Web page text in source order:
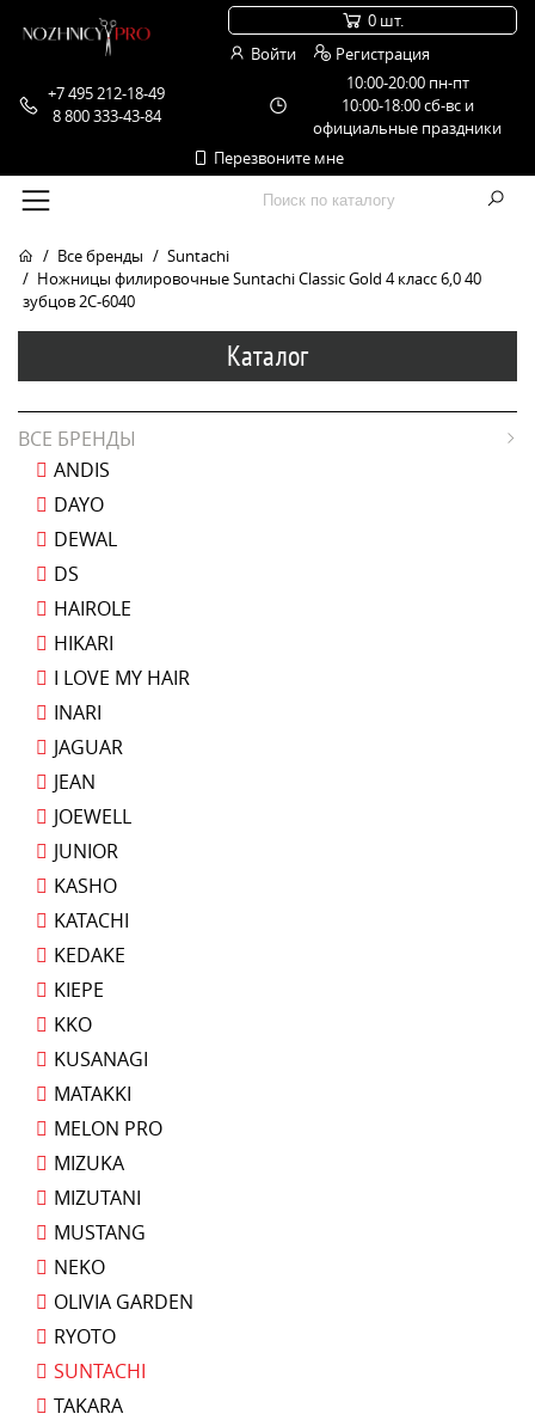
+7 495 212-18-49
8 800 333-43-84
10:00-20:00 пн-пт
10:00-18:00 сб-вс и
официальные праздники
Перезвоните мне
0 шт.
Войти
Регистрация
Все бренды
Suntachi
Ножницы филировочные Suntachi Classic Gold 4 класс 6,0 40
зубцов 2C-6040
Каталог
ВСЕ БРЕНДЫ
ANDIS
DAYO
DEWAL
DS
HAIROLE
HIKARI
I LOVE MY HAIR
INARI
JAGUAR
JEAN
JOEWELL
JUNIOR
KASHO
KATACHI
KEDAKE
KIEPE
KKO
KUSANAGI
MATAKKI
MELON PRO
MIZUKA
MIZUTANI
MUSTANG
NEKO
OLIVIA GARDEN
RYOTO
SUNTACHI
TAKARA